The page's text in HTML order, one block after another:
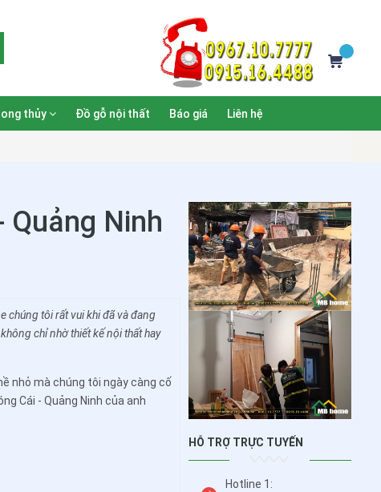
thủy Đồ gỗ nội thất Báo giá Liên hệ
Ninh
chúng tôi rất vui khi đã và đang
chỉ nhờ thiết kế nội thất hay
nhỏ mà chúng tôi ngày càng cố
Cái - Quảng Ninh của anh
HỖ TRỢ TRỰC TUYẾN
Hotline 1: